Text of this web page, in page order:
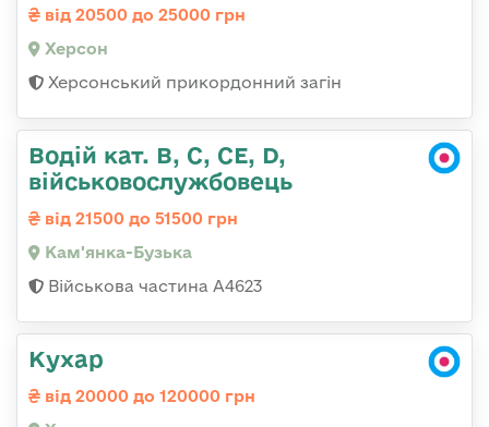
від 20500 до 25000 грн
Херсон
Херсонський прикордонний загін
Водій кат. B, C, СЕ, D,
військовослужбовець
від 21500 до 51500 грн
Кам'янка-Бузька
Військова частина А4623
Кухар
від 20000 до 120000 грн